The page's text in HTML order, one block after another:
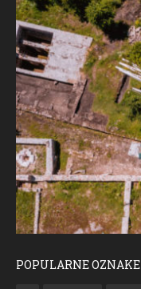
POPULARNE OZNAKE